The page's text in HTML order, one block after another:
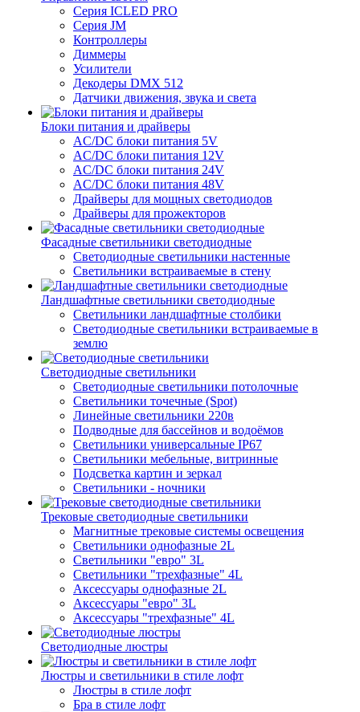
Серия ICLED PRO
Серия JM
Контроллеры
Диммеры
Усилители
Декодеры DMX 512
Датчики движения, звука и света
Блоки питания и драйверы
AC/DC блоки питания 5V
AC/DC блоки питания 12V
AC/DC блоки питания 24V
AC/DC блоки питания 48V
Драйверы для мощных светодиодов
Драйверы для прожекторов
Фасадные светильники светодиодные
Светодиодные светильники настенные
Светильники встраиваемые в стену
Ландшафтные светильники светодиодные
Светильники ландшафтные столбики
Светодиодные светильники встраиваемые в
землю
Светодиодные светильники
Светодиодные светильники потолочные
Светильники точечные (Spot)
Линейные светильники 220в
Подводные для бассейнов и водоёмов
Светильники универсальные IP67
Светильники мебельные, витринные
Подсветка картин и зеркал
Светильники - ночники
Трековые светодиодные светильники
Магнитные трековые системы освещения
Светильники однофазные 2L
Светильники "евро" 3L
Светильники "трехфазные" 4L
Аксессуары однофазные 2L
Аксессуары "евро" 3L
Аксессуары "трехфазные" 4L
Светодиодные люстры
Люстры и светильники в стиле лофт
Люстры в стиле лофт
Бра в стиле лофт